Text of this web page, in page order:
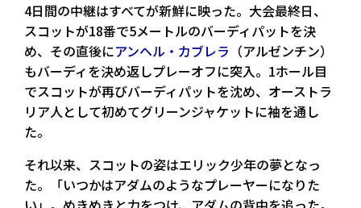
4日間の中継はすべてが新鮮に映った。大会最終日、
スコットが18番で5メートルのバーディパットを決
め、その直後にアンヘル・カブレラ （アルゼンチン）
もバーディを決め返しプレーオフに突入。1ホール目
でスコットが再びバーディパットを沈め、オーストラ
リア人として初めてグリーンジャケットに袖を通し
た。
それ以来、スコットの姿はエリック少年の夢となっ
た。「いつかはアダムのようなプレーヤーになりた